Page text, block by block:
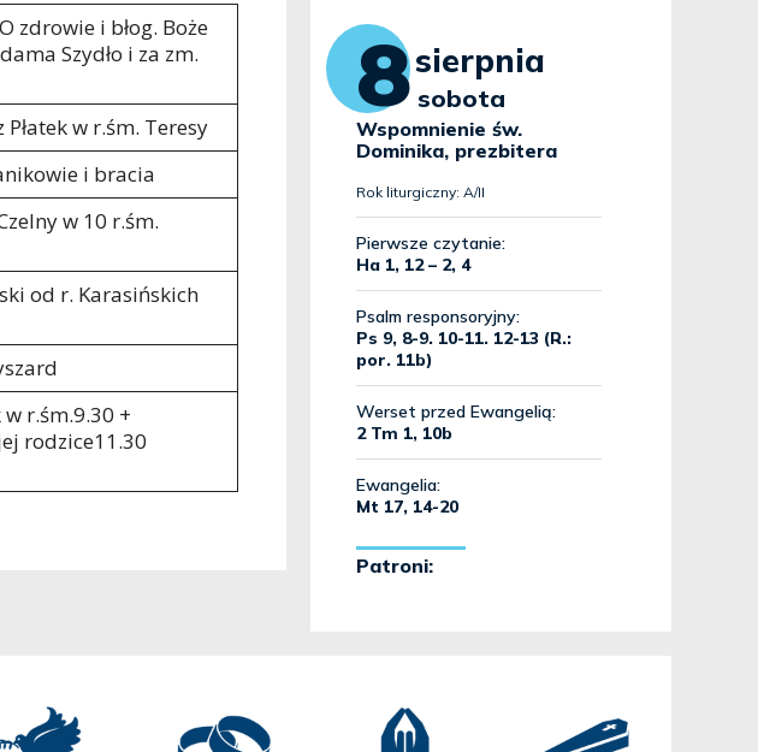
zdrowie i błog. Boże
Szydło i za zm.
w r.śm. Teresy
i bracia
w 10 r.śm.
od r. Karasińskich
r.śm.9.30 +
rodzice11.30